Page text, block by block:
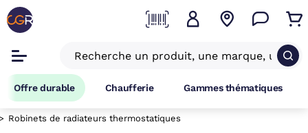
Offre durable Chaufferie Gammes thématiques
Robinets de radiateurs thermostatiques